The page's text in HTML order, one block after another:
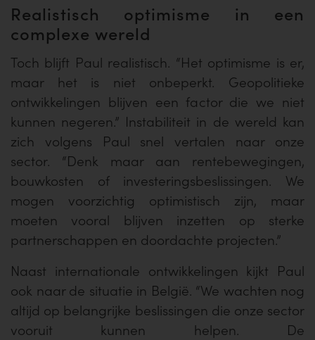
Realistisch optimisme in een
complexe wereld
Toch blijft Paul realistisch. “Het optimisme is er,
maar het is niet onbeperkt. Geopolitieke
ontwikkelingen blijven een factor die we niet
kunnen negeren.” Instabiliteit in de wereld kan
zich volgens Paul snel vertalen naar onze
sector. “Denk maar aan rentebewegingen,
bouwkosten of investeringsbeslissingen. We
mogen voorzichtig optimistisch zijn, maar
moeten vooral blijven inzetten op sterke
partnerschappen en doordachte projecten.”
Naast internationale ontwikkelingen kijkt Paul
ook naar de situatie in België. “We wachten nog
altijd op belangrijke beslissingen die onze sector
vooruit kunnen helpen. De